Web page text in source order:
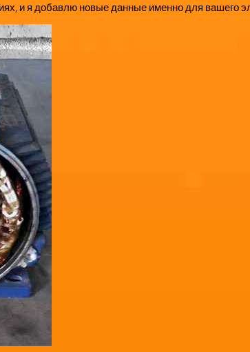
и я добавлю новые данные именно для вашего